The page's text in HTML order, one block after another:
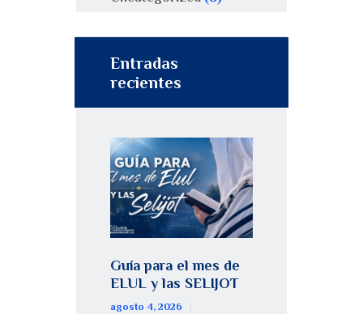
Entradas
recientes
Guía para el mes de
ELUL y las SELIJOT
agosto 4, 2026